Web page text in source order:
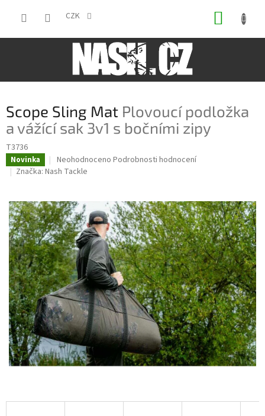
CZK
Scope Sling Mat Plovoucí podložka
a vážící sak 3v1 s bočními zipy
T3736
Novinka
Průměrné
hodnocení
0,0
z
5
hvězdiček.
Neohodnoceno Podrobnosti hodnocení
Značka: Nash Tackle